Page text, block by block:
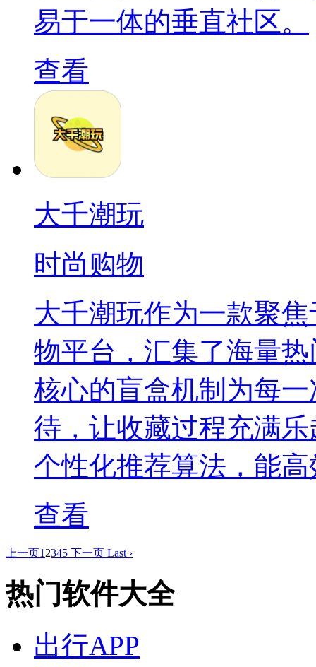
易于一体的垂直社区。
查看
大千潮玩
时尚购物
大千潮玩作为一款聚
物平台，汇集了海量
核心的盲盒机制为每
待，让收藏过程充满
个性化推荐算法，能
查看
上一页1 2345 下一页 Last ›
热门软件大全
出行APP